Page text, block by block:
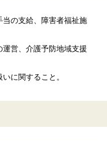
当の支給、障害者福祉施
営、介護予防地域支援
に関すること。